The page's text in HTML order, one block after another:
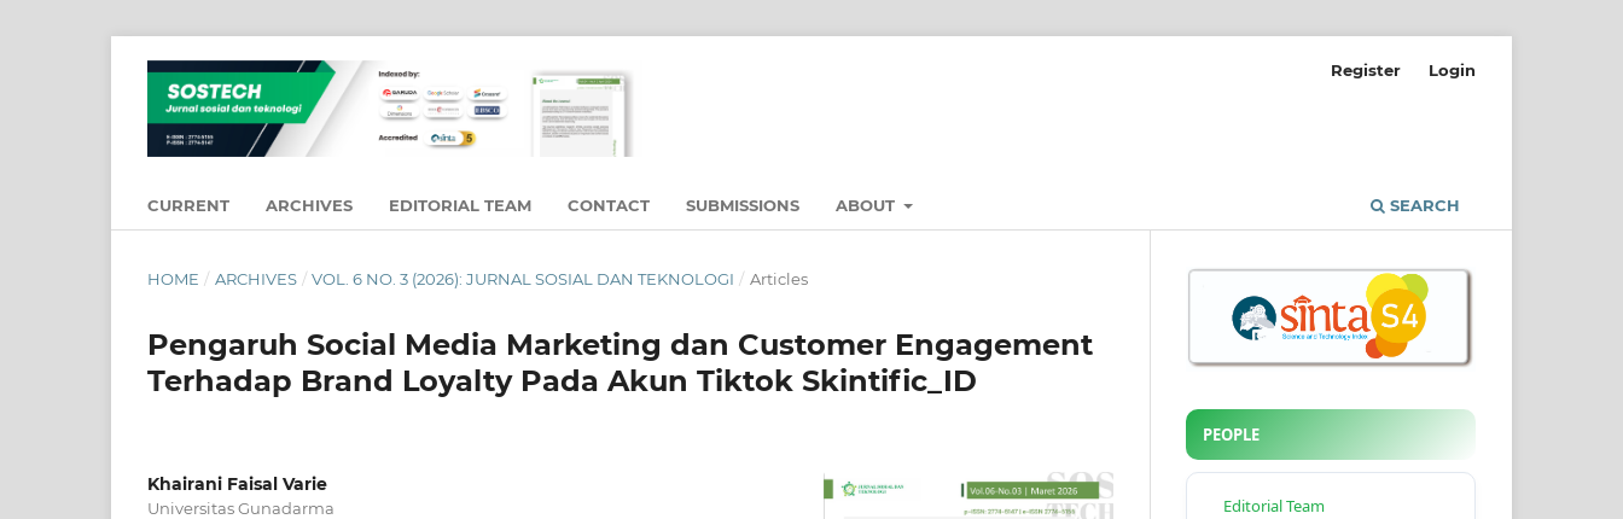
CURRENT ARCHIVES EDITORIAL TEAM CONTACT SUBMISSIONS ABOUT SEARCH
Register Login
HOME / ARCHIVES / VOL. 6 NO. 3 (2026): JURNAL SOSIAL DAN TEKNOLOGI / Articles
Pengaruh Social Media Marketing dan Customer Engagement
Terhadap Brand Loyalty Pada Akun Tiktok Skintific_ID
Khairani Faisal Varie
Universitas Gunadarma
PEOPLE
Editorial Team